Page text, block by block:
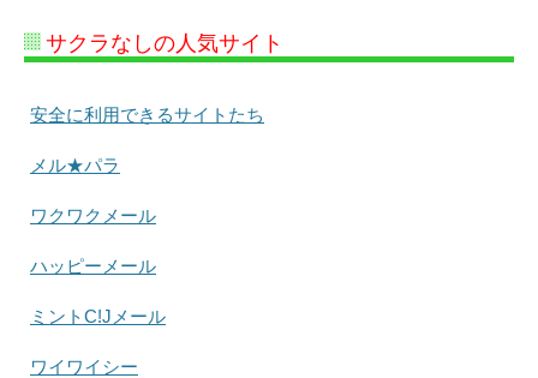
サクラなしの人気サイト
安全に利用できるサイトたち
メル★パラ
ワクワクメール
ハッピーメール
ミントC!Jメール
ワイワイシー